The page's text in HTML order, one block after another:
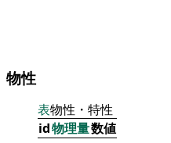
物性
表物性・特性
id物理量数値